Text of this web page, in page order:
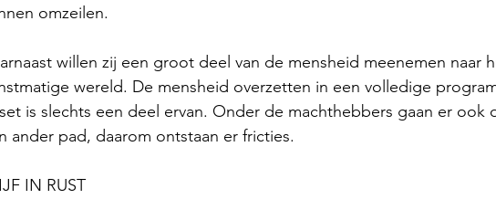
omzeilen.
willen zij een groot deel van de mensheid meenemen naar
wereld. De mensheid overzetten in een volledige
is slechts een deel ervan. Onder de machthebbers gaan er ook
ander pad, daarom ontstaan er fricties.
IN RUST